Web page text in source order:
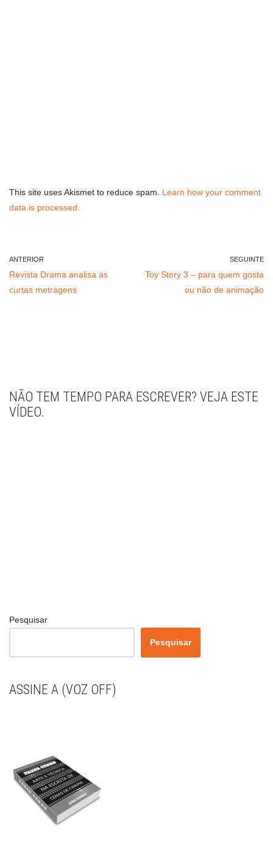
This site uses Akismet to reduce spam. Learn how your comment
data is processed.
ANTERIOR
Revista Drama analisa as
curtas metragens
SEGUINTE
Toy Story 3 – para quem gosta
ou não de animação
NÃO TEM TEMPO PARA ESCREVER? VEJA ESTE
VÍDEO.
Pesquisar
Pesquisar
ASSINE A (VOZ OFF)